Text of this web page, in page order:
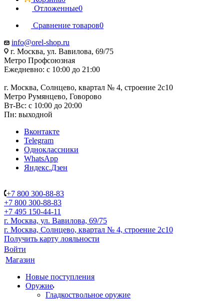
Отложенные0
Сравнение товаров0
info@orel-shop.ru
г. Москва, ул. Вавилова, 69/75
Метро Профсоюзная
Ежедневно: с 10:00 до 21:00
г. Москва, Солнцево, квартал № 4, строение 2с10
Метро Румянцево, Говорово
Вт-Вс: с 10:00 до 20:00
Пн: выходной
Вконтакте
Telegram
Одноклассники
WhatsApp
Яндекс.Дзен
+7 800 300-88-83
+7 800 300-88-83
+7 495 150-44-11
г. Москва, ул. Вавилова, 69/75
г. Москва, Солнцево, квартал № 4, строение 2с10
Получить карту лояльности
Войти
Магазин
Новые поступления
Оружие
Гладкоствольное оружие